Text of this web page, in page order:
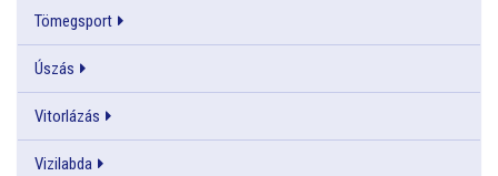
Tömegsport
Úszás
Vitorlázás
Vizilabda